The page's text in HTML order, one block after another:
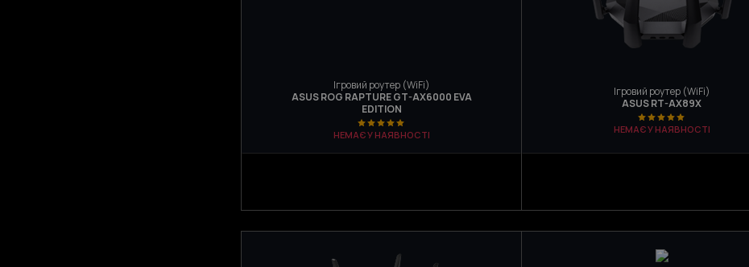
Ігровий роутер (WiFi)
ASUS ROG RAPTURE GT-AX6000 EVA
EDITION
НЕМАЄ У НАЯВНОСТІ
Ігровий роутер (WiFi)
ASUS RT-AX89X
НЕМАЄ У НАЯВНОСТІ